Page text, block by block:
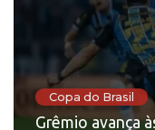
Copa do Brasil
Grêmio avança